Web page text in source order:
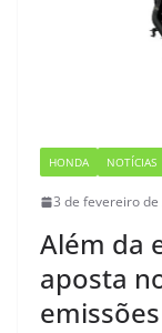
HONDA NOTÍCIAS
3 de fevereiro de
Além da
aposta